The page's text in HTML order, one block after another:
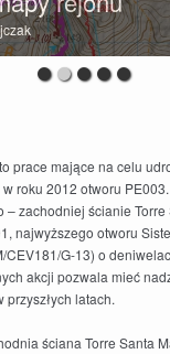
prace mające na celu
roku 2012 otworu
– zachodniej ścianie Torre
najwyższego otworu
CEV181/G-13) o
akcji pozwala mieć
latach.
ściana Torre Santa